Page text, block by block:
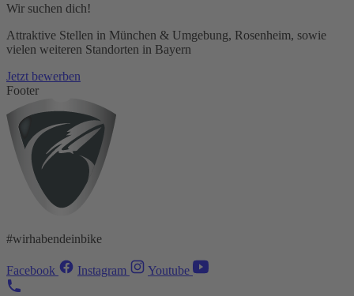
Wir suchen dich!
Attraktive Stellen in München & Umgebung, Rosenheim, sowie
vielen weiteren Standorten in Bayern
Jetzt bewerben
Footer
#wirhabendeinbike
Facebook Instagram Youtube